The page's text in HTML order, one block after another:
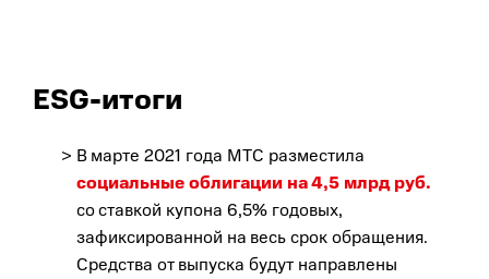
ESG-итоги
В марте 2021 года МТС разместила
социальные облигации на 4,5 млрд руб.
со ставкой купона 6,5% годовых,
зафиксированной на весь срок обращения.
Средства от выпуска будут направлены